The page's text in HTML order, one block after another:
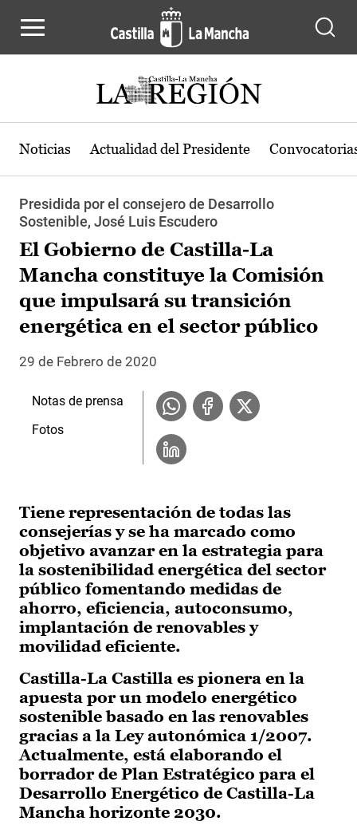
Noticias Actualidad del Presidente
Presidida por el consejero de Desarrollo
Sostenible, José Luis Escudero
El Gobierno de Castilla-La
Mancha constituye la Comisión
que impulsará su transición
energética en el sector público
29 de Febrero de 2020
Tiene representación de todas las
consejerías y se ha marcado como
objetivo avanzar en la estrategia para
la sostenibilidad energética del sector
público fomentando medidas de
ahorro, eficiencia, autoconsumo,
implantación de renovables y
movilidad eficiente.
Castilla-La Castilla es pionera en la
apuesta por un modelo energético
sostenible basado en las renovables
gracias a la Ley autonómica 1/2007.
Actualmente, está elaborando el
borrador de Plan Estratégico para el
Desarrollo Energético de Castilla-La
Mancha horizonte 2030.
Notas de prensa
Fotos